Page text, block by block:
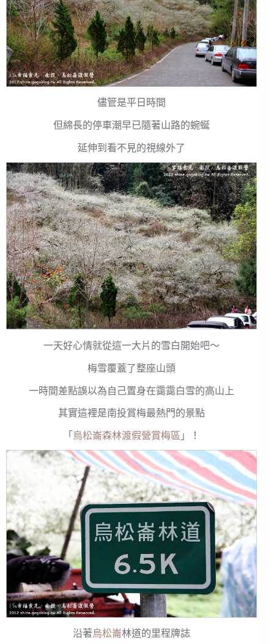
儘管是平日時間
但綿長的停車潮早已隨著山路的蜿蜒
延伸到看不見的視線外了
一天好心情就從這一大片的雪白開始吧～
梅雪覆蓋了整座山頭
一時間差點誤以為自己置身在靄靄白雪的高山上
其實這裡是南投賞梅最熱門的景點
「 烏松崙森林渡假營賞梅區 」！
沿著烏松崙林道的里程牌誌